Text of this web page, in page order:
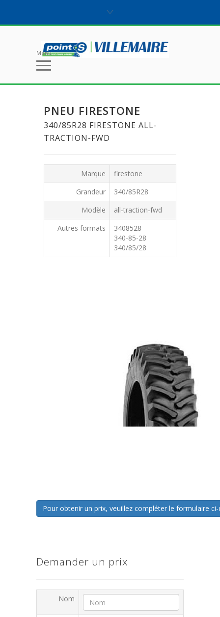
Menu
PNEU FIRESTONE
340/85R28 FIRESTONE ALL-
TRACTION-FWD
Marque
firestone
Grandeur
340/85R28
Modèle
all-traction-fwd
Autres formats
3408528
340-85-28
340/85/28
Pour obtenir un prix, veuillez compléter le formulaire
Demander un prix
Nom